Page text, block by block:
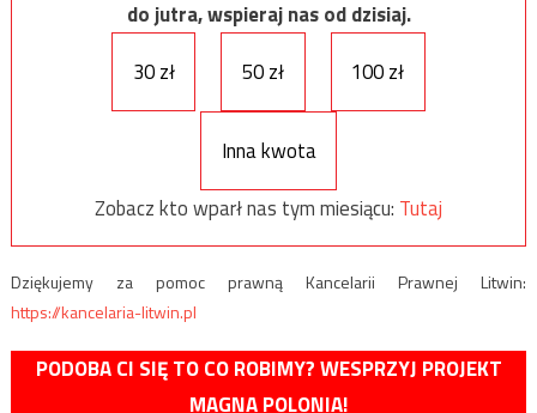
do jutra, wspieraj nas od dzisiaj.
30 zł
50 zł 100 zł
Inna kwota
Zobacz kto wparł nas tym miesiącu: Tutaj
Dziękujemy za pomoc prawną Kancelarii Prawnej Litwin:
https://kancelaria-litwin.pl
PODOBA CI SIĘ TO CO ROBIMY? WESPRZYJ PROJEKT
MAGNA POLONIA!